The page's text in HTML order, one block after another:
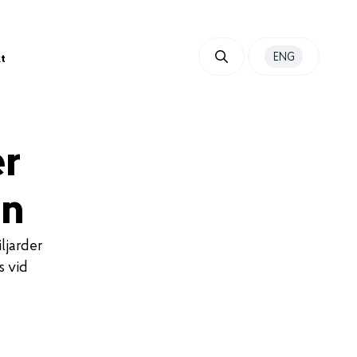
ENG
vid